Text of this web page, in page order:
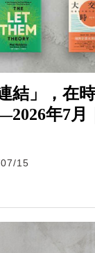
結」，在
年7月
15